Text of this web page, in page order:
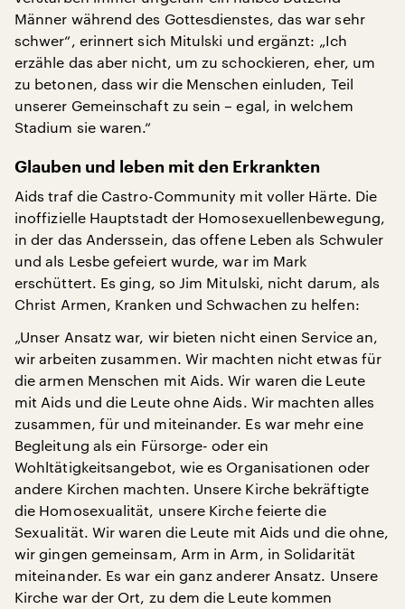
Männer während des Gottesdienstes, das war sehr
schwer“, erinnert sich Mitulski und ergänzt: „Ich
erzähle das aber nicht, um zu schockieren, eher, um
zu betonen, dass wir die Menschen einluden, Teil
unserer Gemeinschaft zu sein – egal, in welchem
Stadium sie waren.“
Glauben und leben mit den Erkrankten
Aids traf die Castro-Community mit voller Härte. Die
inoffizielle Hauptstadt der Homosexuellenbewegung,
in der das Anderssein, das offene Leben als Schwuler
und als Lesbe gefeiert wurde, war im Mark
erschüttert. Es ging, so Jim Mitulski, nicht darum, als
Christ Armen, Kranken und Schwachen zu helfen:
„Unser Ansatz war, wir bieten nicht einen Service an,
wir arbeiten zusammen. Wir machten nicht etwas für
die armen Menschen mit Aids. Wir waren die Leute
mit Aids und die Leute ohne Aids. Wir machten alles
zusammen, für und miteinander. Es war mehr eine
Begleitung als ein Fürsorge- oder ein
Wohltätigkeitsangebot, wie es Organisationen oder
andere Kirchen machten. Unsere Kirche bekräftigte
die Homosexualität, unsere Kirche feierte die
Sexualität. Wir waren die Leute mit Aids und die ohne,
wir gingen gemeinsam, Arm in Arm, in Solidarität
miteinander. Es war ein ganz anderer Ansatz. Unsere
Kirche war der Ort, zu dem die Leute kommen